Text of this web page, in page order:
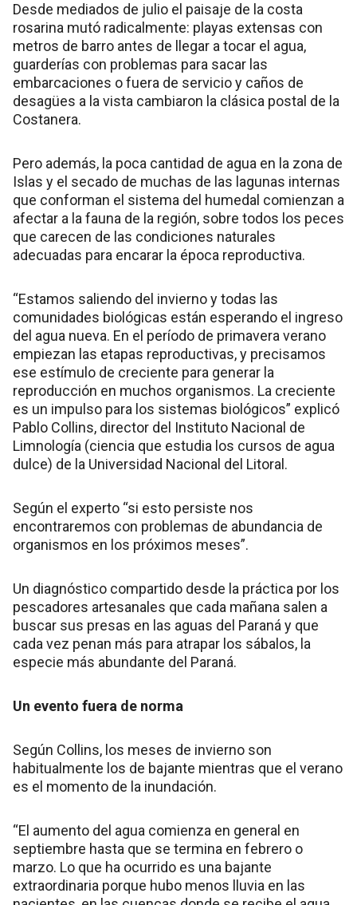
Desde mediados de julio el paisaje de la costa
rosarina mutó radicalmente: playas extensas con
metros de barro antes de llegar a tocar el agua,
guarderías con problemas para sacar las
embarcaciones o fuera de servicio y caños de
desagües a la vista cambiaron la clásica postal de la
Costanera.
Pero además, la poca cantidad de agua en la zona de
Islas y el secado de muchas de las lagunas internas
que conforman el sistema del humedal comienzan a
afectar a la fauna de la región, sobre todos los peces
que carecen de las condiciones naturales
adecuadas para encarar la época reproductiva.
“Estamos saliendo del invierno y todas las
comunidades biológicas están esperando el ingreso
del agua nueva. En el período de primavera verano
empiezan las etapas reproductivas, y precisamos
ese estímulo de creciente para generar la
reproducción en muchos organismos. La creciente
es un impulso para los sistemas biológicos” explicó
Pablo Collins, director del Instituto Nacional de
Limnología (ciencia que estudia los cursos de agua
dulce) de la Universidad Nacional del Litoral.
Según el experto “si esto persiste nos
encontraremos con problemas de abundancia de
organismos en los próximos meses”.
Un diagnóstico compartido desde la práctica por los
pescadores artesanales que cada mañana salen a
buscar sus presas en las aguas del Paraná y que
cada vez penan más para atrapar los sábalos, la
especie más abundante del Paraná.
Un evento fuera de norma
Según Collins, los meses de invierno son
habitualmente los de bajante mientras que el verano
es el momento de la inundación.
“El aumento del agua comienza en general en
septiembre hasta que se termina en febrero o
marzo. Lo que ha ocurrido es una bajante
extraordinaria porque hubo menos lluvia en las